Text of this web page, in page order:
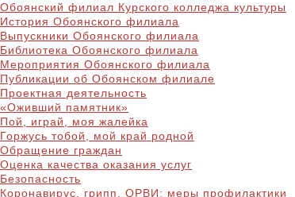
Обоянский филиал Курского колледжа культуры
История Обоянского филиала
Выпускники Обоянского филиала
Библиотека Обоянского филиала
Мероприятия Обоянского филиала
Публикации об Обоянском филиале
Проектная деятельность
«Оживший памятник»
Пой, играй, моя жалейка
Горжусь тобой, мой край родной
Обращение граждан
Оценка качества оказания услуг
Безопасность
Коронавирус, грипп, ОРВИ: меры профилактики